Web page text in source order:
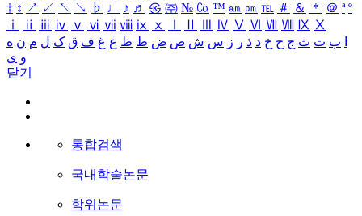
‡ ↕ ↗ ↙ ↖ ↘ ♭ ♩ ♪ ♬ ㉿ ㈜ № ㏇ ™ ㏂ ㏘ ℡ ＃ ＆ ＊ ＠ ª º
ⅰ
ⅱ ⅲ ⅳ ⅴ ⅵ ⅶ ⅷ ⅸ ⅹ Ⅳ Ⅴ Ⅵ Ⅶ Ⅷ Ⅸ Ⅹ
ب ت ث ج ح خ د ذ ر ز س ش ص ض ط ظ ع غ ف ق ک ل م ن ه
و ی
닫기
통합검색
국내학술논문
학위논문